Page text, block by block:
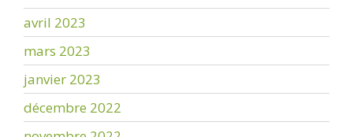
avril 2023
mars 2023
janvier 2023
décembre 2022